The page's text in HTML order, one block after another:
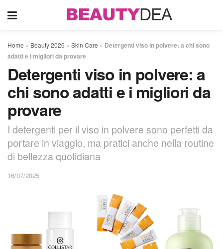
Home » Beauty 2026 » Skin Care » Detergenti viso in polvere: a chi sono
adatti e i migliori da provare
Detergenti viso in polvere: a
chi sono adatti e i migliori da
provare
I detergenti per il viso in polvere sono perfetti da
portare in viaggio, ma pratici anche nella routine
di bellezza quotidiana
16/07/2025